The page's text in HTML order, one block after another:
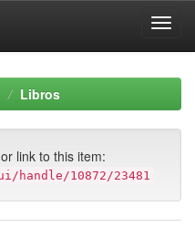
Libros
link to this item:
10872/23481